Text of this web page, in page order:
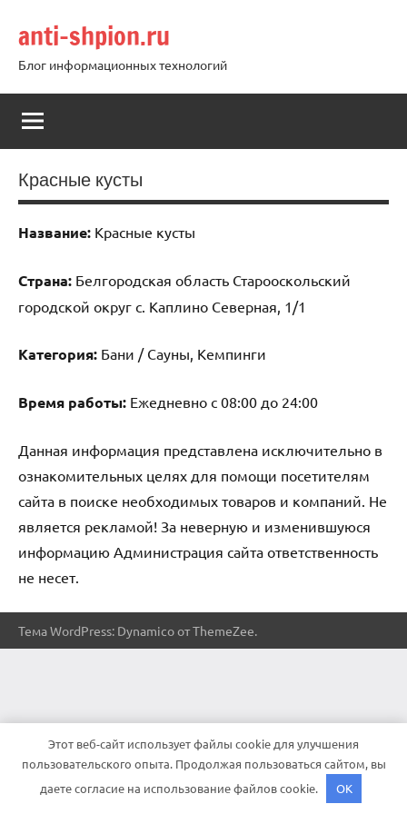
содержимому
anti-shpion.ru
Блог информационных технологий
Красные кусты
Название: Красные кусты
Страна: Белгородская область Старооскольский
городской округ с. Каплино Северная, 1/1
Категория: Бани / Сауны, Кемпинги
Время работы: Ежедневно с 08:00 до 24:00
Данная информация представлена исключительно в
ознакомительных целях для помощи посетителям
сайта в поиске необходимых товаров и компаний. Не
является рекламой! За неверную и изменившуюся
информацию Администрация сайта ответственность
не несет.
Тема WordPress: Dynamico от ThemeZee.
Этот веб-сайт использует файлы cookie для улучшения
пользовательского опыта. Продолжая пользоваться сайтом, вы
даете согласие на использование файлов cookie.
OK